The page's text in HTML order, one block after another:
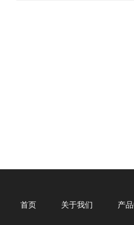
首页 关于我们 产